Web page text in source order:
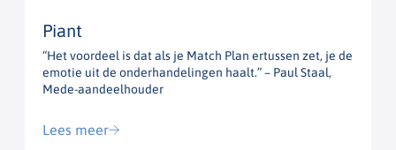
Piant
“Het voordeel is dat als je Match Plan ertussen zet, je de
emotie uit de onderhandelingen haalt.” – Paul Staal,
Mede-aandeelhouder
Lees meer